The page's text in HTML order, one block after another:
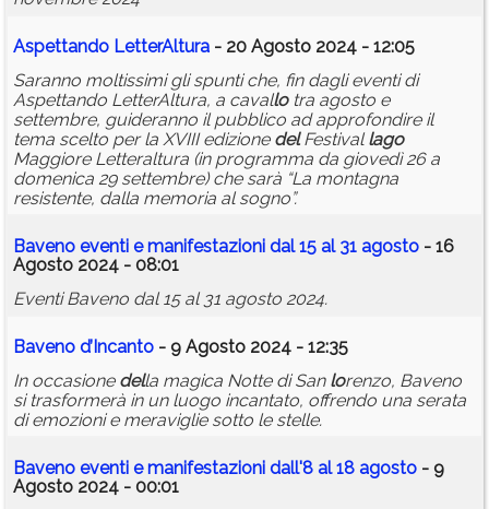
Aspettando LetterAltura - 20 Agosto 2024 - 12:05
Saranno moltissimi gli spunti che, fin dagli eventi di
Aspettando LetterAltura, a cavallotra agosto e
settembre, guideranno il pubblico ad approfondire il
tema scelto per la XVIII edizione delFestivallago
Maggiore Letteraltura (in programma da giovedì 26 a
domenica 29 settembre) che sarà “La montagna
resistente, dalla memoria al sogno”.
Baveno eventi e manifestazioni dal 15 al 31 agosto - 16
Agosto 2024 - 08:01
Eventi Baveno dal 15 al 31 agosto 2024.
Baveno d’Incanto - 9 Agosto 2024 - 12:35
In occasione della magica Notte di San lorenzo, Baveno
si trasformerà in un luogo incantato, offrendo una serata
di emozioni e meraviglie sotto le stelle.
Baveno eventi e manifestazioni dall'8 al 18 agosto - 9
Agosto 2024 - 00:01